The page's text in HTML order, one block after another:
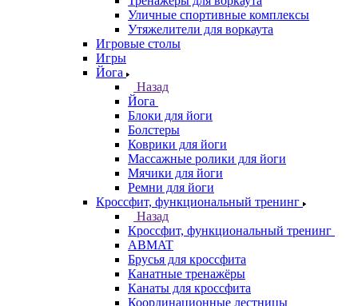
Уличные спортивные комплексы
Утяжелители для воркаута
Игровые столы
Игры
Йога
Назад
Йога
Блоки для йоги
Болстеры
Коврики для йоги
Массажные ролики для йоги
Мячики для йоги
Ремни для йоги
Кроссфит, функциональный тренинг
Назад
Кроссфит, функциональный тренинг
ABMAT
Брусья для кроссфита
Канатные тренажёры
Канаты для кроссфита
Координационные лестницы